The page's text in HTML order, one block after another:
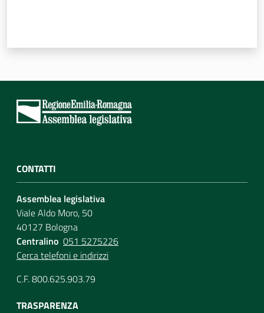
CONTATTI
Assemblea legislativa
Viale Aldo Moro, 50
40127 Bologna
Centralino 051 5275226
Cerca telefoni e indirizzi
C.F. 800.625.903.79
TRASPARENZA